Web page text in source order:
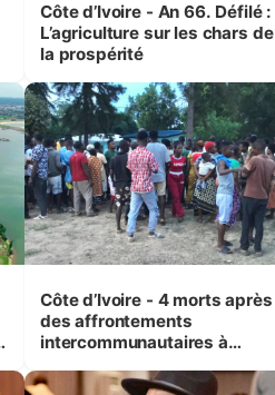
Côte d’Ivoire - An 66. Défilé :
L’agriculture sur les chars de
la prospérité
Côte d’Ivoire - 4 morts après
des affrontements
intercommunautaires à
correspondant au milieu des